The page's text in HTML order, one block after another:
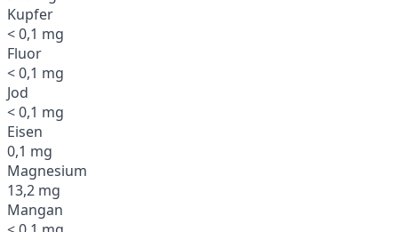
Kupfer
< 0,1 mg
Fluor
< 0,1 mg
Jod
< 0,1 mg
Eisen
0,1 mg
Magnesium
13,2 mg
Mangan